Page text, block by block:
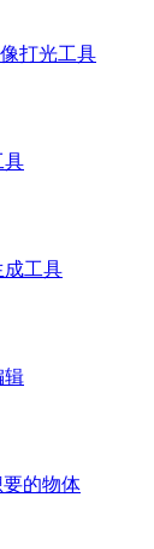
打光工具
具
成工具
辑
的物体